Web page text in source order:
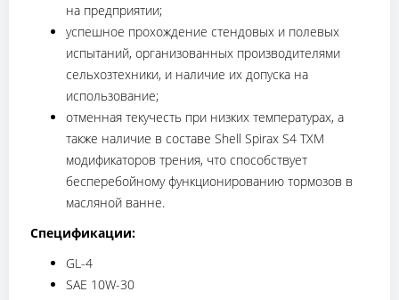
на предприятии;
успешное прохождение стендовых и полевых
испытаний, организованных производителями
сельхозтехники, и наличие их допуска на
использование;
отменная текучесть при низких температурах, а
также наличие в составе Shell Spirax S4 TXM
модификаторов трения, что способствует
бесперебойному функционированию тормозов в
масляной ванне.
Спецификации:
GL-4
SAE 10W-30